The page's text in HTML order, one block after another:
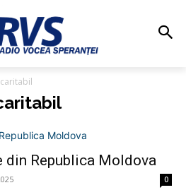
din Republica Moldova
0